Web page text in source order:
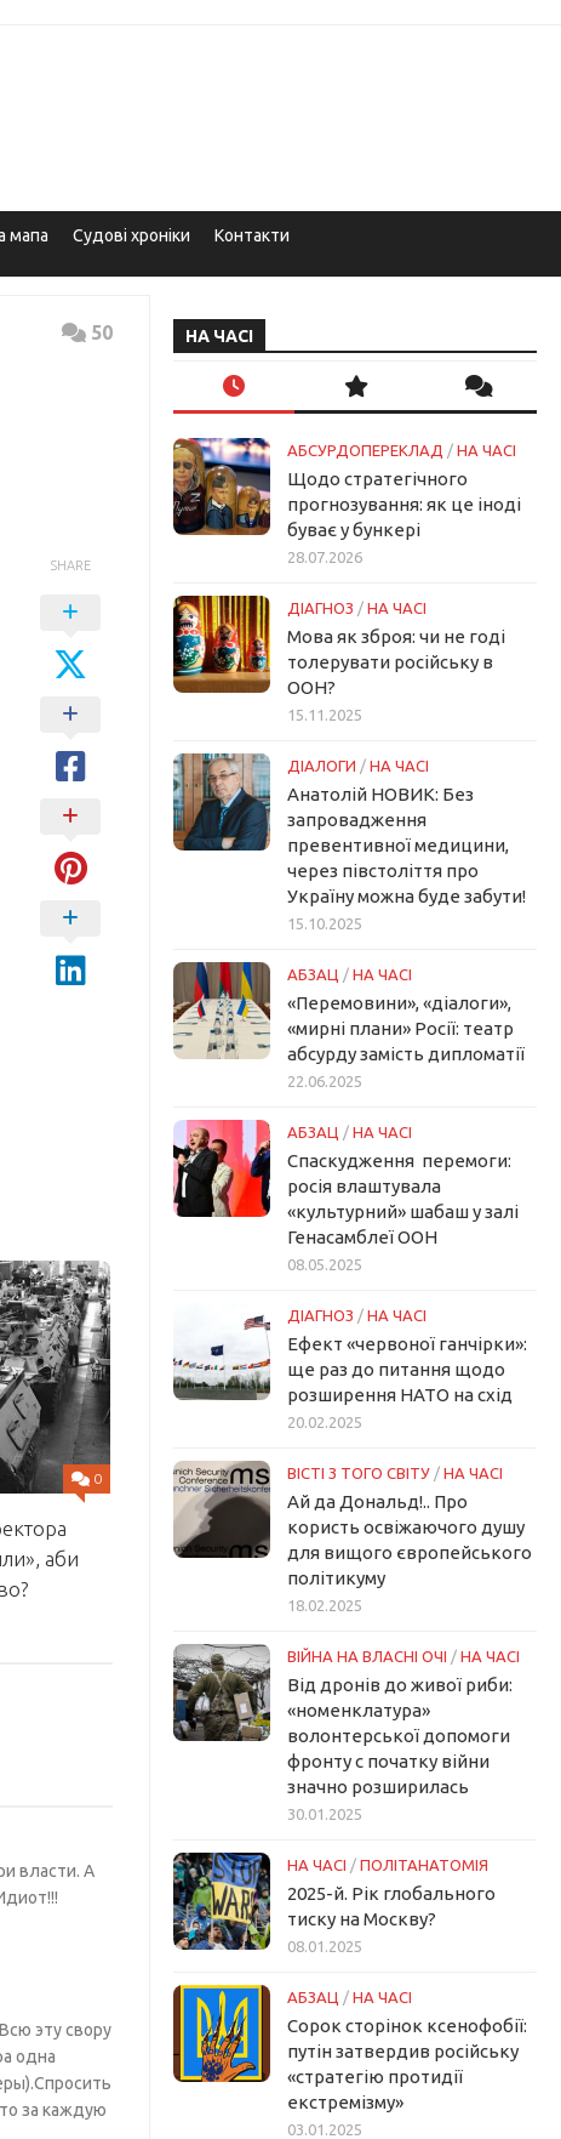
мапа Судові хроніки Контакти
50
SHARE
0
аби
власти. А
эту свору
одна
за каждую
НА ЧАСІ
АБСУРДОПЕРЕКЛАД / НА ЧАСІ
Щодо стратегічного
прогнозування: як це іноді
буває у бункері
28.07.2026
ДІАГНОЗ / НА ЧАСІ
Мова як зброя: чи не годі
толерувати російську в
ООН?
15.11.2025
ДІАЛОГИ / НА ЧАСІ
Анатолій НОВИК: Без
запровадження
превентивної медицини,
через півстоліття про
Україну можна буде забути!
15.10.2025
АБЗАЦ / НА ЧАСІ
«Перемовини», «діалоги»,
«мирні плани» Росії: театр
абсурду замість дипломатії
22.06.2025
АБЗАЦ / НА ЧАСІ
Спаскудження перемоги:
росія влаштувала
«культурний» шабаш у залі
Генасамблеї ООН
08.05.2025
ДІАГНОЗ / НА ЧАСІ
Ефект «червоної ганчірки»:
ще раз до питання щодо
розширення НАТО на схід
20.02.2025
ВІСТІ З ТОГО СВІТУ / НА ЧАСІ
Ай да Дональд!.. Про
користь освіжаючого душу
для вищого європейського
політикуму
18.02.2025
ВІЙНА НА ВЛАСНІ ОЧІ / НА ЧАСІ
Від дронів до живої риби:
«номенклатура»
волонтерської допомоги
фронту с початку війни
значно розширилась
30.01.2025
НА ЧАСІ / ПОЛІТАНАТОМІЯ
2025-й. Рік глобального
тиску на Москву?
08.01.2025
АБЗАЦ / НА ЧАСІ
Сорок сторінок ксенофобії:
путін затвердив російську
«стратегію протидії
екстремізму»
03.01.2025